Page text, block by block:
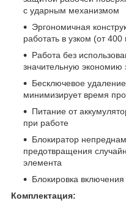
с ударным механизмом
Эргономичная
работать в узком (от
Работа без
значительную экономию
Бесключевое
минимизирует время
Питание от
при работе
Блокиратор
предотвращения
элемента
Блокировка
Комплектация: